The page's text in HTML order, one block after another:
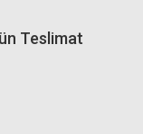
Teslimat